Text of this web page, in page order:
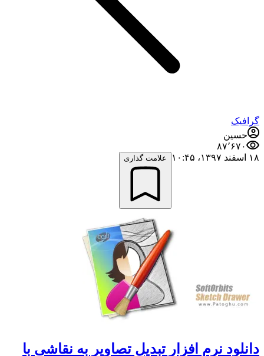
گرافیک
حسین
۸۷٬۶۷۰
۱۸ اسفند ۱۳۹۷،‏ ۱۰:۴۵
علامت گذاری
دانلود نرم افزار تبدیل تصاویر به نقاشی با